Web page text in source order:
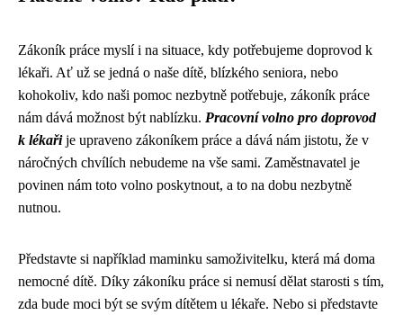
Zákoník práce myslí i na situace, kdy potřebujeme doprovod k
lékaři. Ať už se jedná o naše dítě, blízkého seniora, nebo
kohokoliv, kdo naši pomoc nezbytně potřebuje, zákoník práce
nám dává možnost být nablízku. Pracovní volno pro doprovod
k lékařije upraveno zákoníkem práce a dává nám jistotu, že v
náročných chvílích nebudeme na vše sami. Zaměstnavatel je
povinen nám toto volno poskytnout, a to na dobu nezbytně
nutnou.
Představte si například maminku samoživitelku, která má doma
nemocné dítě. Díky zákoníku práce si nemusí dělat starosti s tím,
zda bude moci být se svým dítětem u lékaře. Nebo si představte